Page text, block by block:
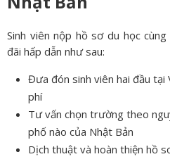
Sinh viên nộp hồ sơ du học
đãi hấp dẫn như sau:
Đưa đón sinh viên hai đầu tại
phí
Tư vấn chọn trường theo
phố nào của Nhật Bản
Dịch thuật và hoàn thiện hồ